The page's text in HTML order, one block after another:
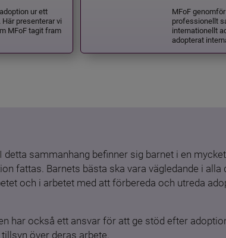
ur ett
presenterar vi
MFoF tagit fram
MFoF
professionellt
internationellt
adopterat
sammanhang befinner sig barnet i en
fattas. Barnets bästa ska vara vägledande i alla
och i arbetet med att förbereda och utreda
har också ett ansvar för att ge stöd efter
över deras arbete.